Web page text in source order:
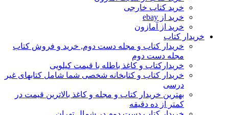
خرید کتاب خارجی
خرید از ebay
خرید از آمازون
خریدار کتاب
خریدار کتاب و مجله دست دوم, خرید و فروش کتاب
مجله دست دوم
خریدارکتاب و کاغذ باطله با قیمت کیلویی
خریدار کتاب و کتابخانه شخصی شما شامل کتابهای غیر
درسی
بهترین خریدار کتاب و مجله و کاغذ بالاترین قیمت در
کمتر از ده دقیقه